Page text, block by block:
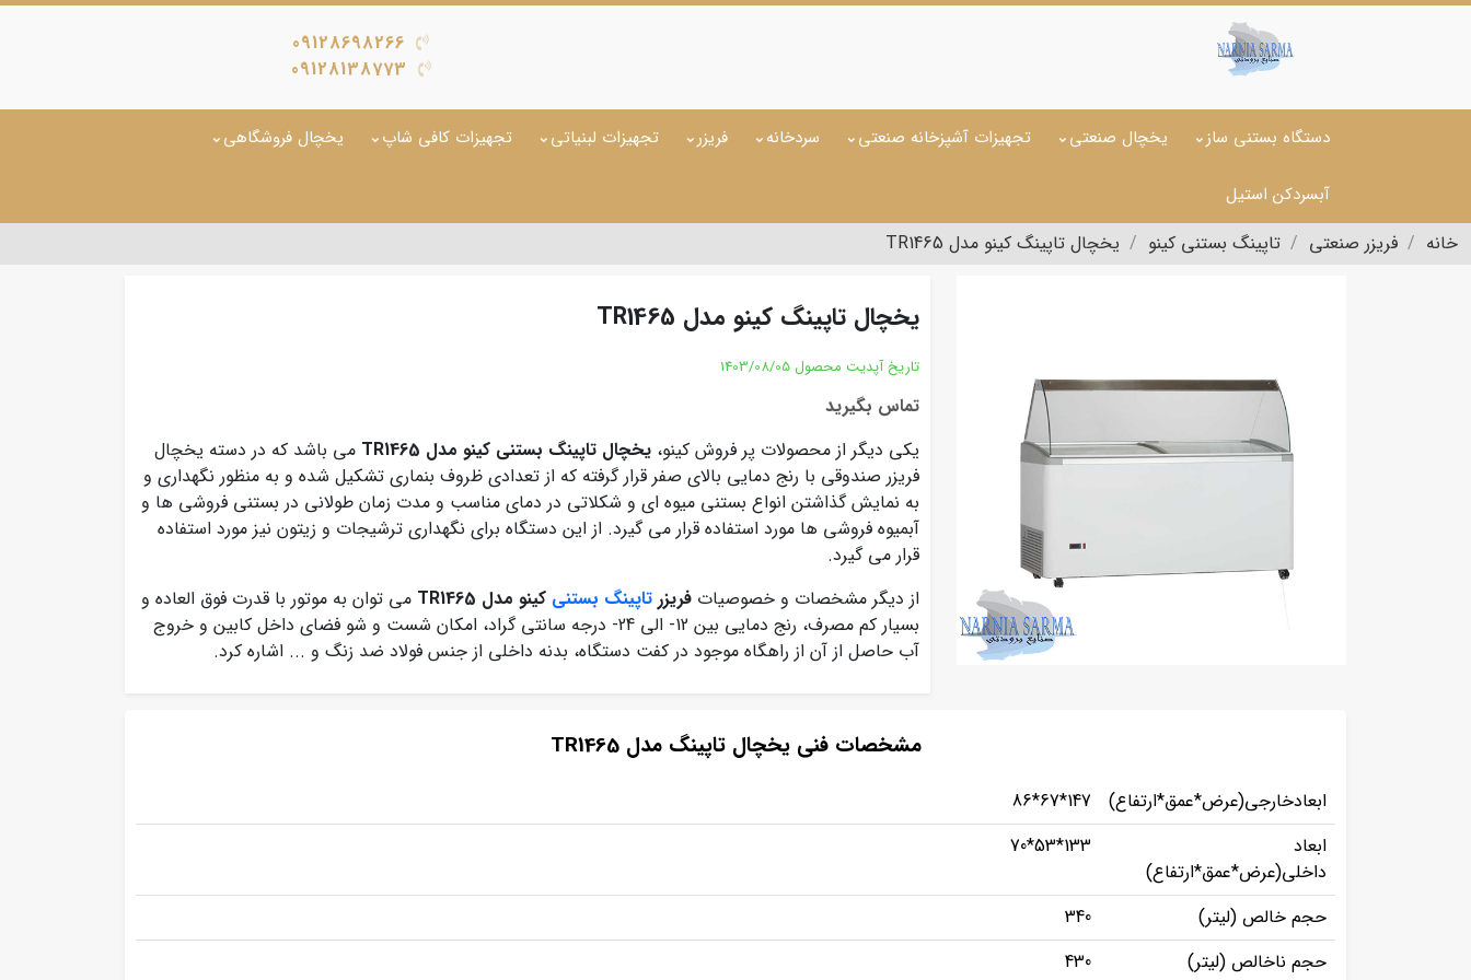
09128698266
09128138773
دستگاه بستنی ساز یخچال صنعتی تجهیزات آشپزخانه صنعتی سردخانه فریزر تجهیزات لبنیاتی تجهیزات کافی شاپ یخچال فروشگاهی
آبسردکن استیل
خانه فریزر صنعتی تاپینگ بستنی کینو یخچال تاپینگ کینو مدل TR1465
یخچال تاپینگ کینو مدل TR1465
تاریخ آپدیت محصول 1403/08/05
تماس بگیرید
یکی دیگر از محصولات پر فروش کینو، یخچال تاپینگ بستنی کینو مدل TR1465
می باشد که در دسته یخچال
فریزر صندوقی با رنج دمایی بالای صفر قرار گرفته که از تعدادی ظروف بنماری تشکیل شده و به منظور نگهداری و
به نمایش گذاشتن انواع بستنی میوه ای و شکلاتی در دمای مناسب و مدت زمان طولانی در بستنی فروشی ها و
آبمیوه فروشی ها مورد استفاده قرار می گیرد. از این دستگاه برای نگهداری ترشیجات و زیتون نیز مورد استفاده
قرار می گیرد.
از دیگر مشخصات و خصوصیات فریزر تاپینگ بستنی کینو مدل TR1465
می توان به موتور با قدرت فوق العاده و
بسیار کم مصرف، رنج دمایی بین 12- الی 24- درجه سانتی گراد، امکان شست و شو فضای داخل کابین و خروج
آب حاصل از آن از راهگاه موجود در کفت دستگاه، بدنه داخلی از جنس فولاد ضد زنگ و ... اشاره کرد.
مشخصات فنی یخچال تاپینگ مدل TR1465
ابعادخارجی(عرض*عمق*ارتفاع)
147*67*86
ابعاد
داخلی(عرض*عمق*ارتفاع)
133*53*70
حجم خالص (لیتر)
340
حجم ناخالص (لیتر)
430